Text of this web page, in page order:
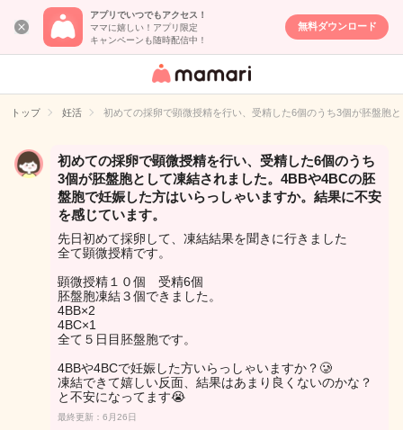
アプリでいつでもアクセス！
ママに嬉しい！アプリ限定
キャンペーンも随時配信中！
無料ダウンロード
女性専用匿名QA
イト
トップ 妊活 初めての採卵で顕微授精を行い、受精した6個のうち3個が胚盤胞
初めての採卵で顕微授精を行い、受精した6個のうち
3個が胚盤胞として凍結されました。4BBや4BCの胚
盤胞で妊娠した方はいらっしゃいますか。結果に不安
を感じています。
先日初めて採卵して、凍結結果を聞きに行きました
全て顕微授精です。
顕微授精１０個 受精6個
胚盤胞凍結３個できました。
4BB×2
4BC×1
全て５日目胚盤胞です。
4BBや4BCで妊娠した方いらっしゃいますか？🥲
凍結できて嬉しい反面、結果はあまり良くないのかな？
と不安になってます😭
最終更新：6月26日